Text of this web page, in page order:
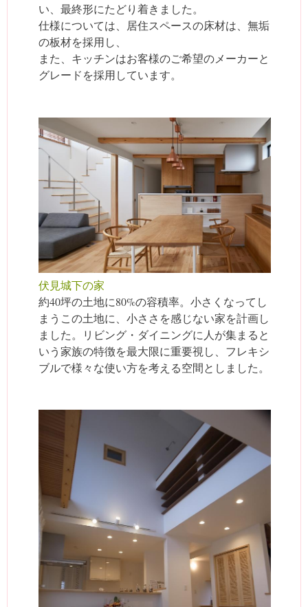
い、最終形にたどり着きました。
仕様については、居住スペースの床材は、無垢
の板材を採用し、
また、キッチンはお客様のご希望のメーカーと
グレードを採用しています。
伏見城下の家
約40坪の土地に80%の容積率。小さくなってし
まうこの土地に、小ささを感じない家を計画し
ました。リビング・ダイニングに人が集まると
いう家族の特徴を最大限に重要視し、フレキシ
ブルで様々な使い方を考える空間としました。